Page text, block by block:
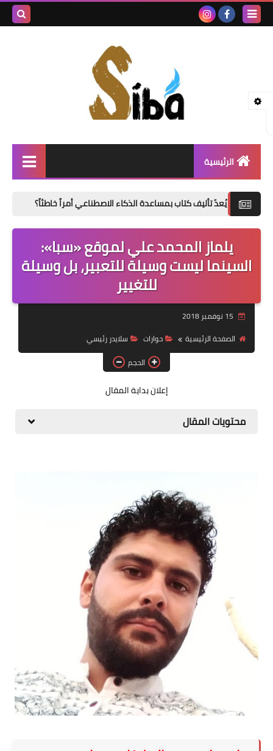
الرئيسية
نصوص
قصة قصيرة
قصة قصيرة جداً
دراسات
مقالات
حوارات
منوعات
على مقام سبا
فيديوهات
اقتباسات روائية
أعداد جريدة سبا
كتاب بمساعدة الذكاء الاصطناعي أمراً خاطئاً؟ «الدموع حين
يلماز المحمد علي لموقع «سبا»:
السينما ليست وسيلة للتعبير، بل وسيلة
للتغيير
الصفحة الرئيسية
حوارات
سلايدر رئيسي
الحجم
إعلان بداية المقال
محتويات المقال